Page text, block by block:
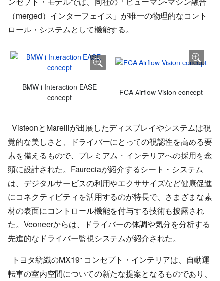
（merged）インターフェイス」が唯一の物理的なコント
ロール・システムとして機能する。
BMW i Interaction EASE
concept
FCA Airflow Vision concept
VisteonとMarelliが出展したディスプレイやシステムは視
覚的な美しさと、ドライバーにとっての視認性を高める要
素を備えるもので、プレミアム・インテリアへの採用を念
頭に設計された。Faureciaが紹介するシート・システム
は、デジタルサービスの利用やエクササイズなど健康促進
にコネクティビティを活用するのが特長で、さまざまな素
材の表面にコントロール機能を付与する技術も披露され
た。Veoneerからは、ドライバーの体調や気分を分析する
先進的なドライバー監視システムが紹介された。
トヨタ紡織のMX191コンセプト・インテリアは、自動運
転車の室内空間についての新たな提案となるものであり、